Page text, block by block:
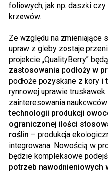
foliowych, jak np. daszki
krzewów.
Ze względu na zmieniające
upraw z gleby zostaje
projekcie „QualityBerry”
zastosowania podłoży w
podłoże pozyskane z kory i
rynnowej uprawie
zainteresowania
technologii produkcji
ograniczonej ilości
roślin – produkcja
integrowana. Nowością w
będzie kompleksowe
potrzeb nawodnieniowych